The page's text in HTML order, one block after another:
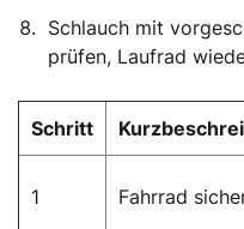
Schlauch mit
prüfen, Laufrad
Schritt
1 Fahrrad